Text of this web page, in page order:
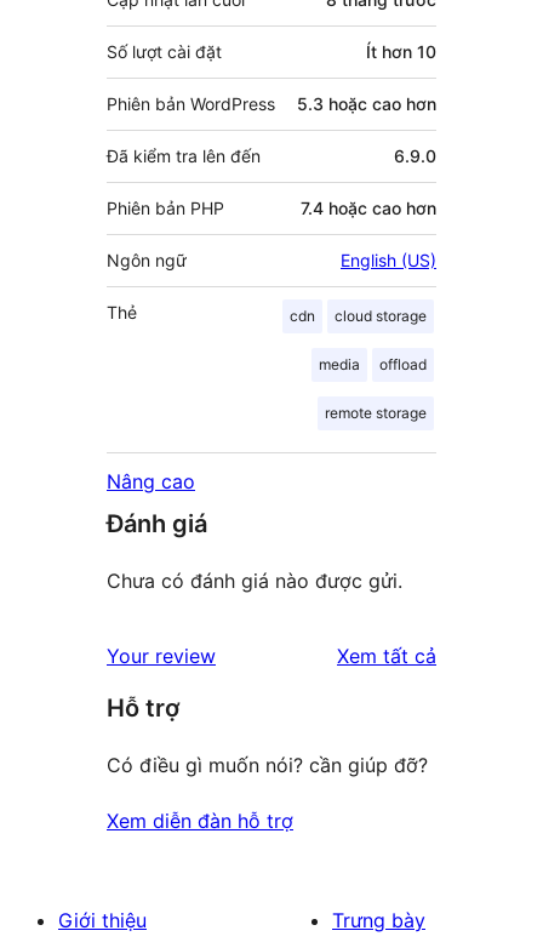
Số lượt cài đặt Ít hơn 10
Phiên bản WordPress 5.3 hoặc cao hơn
Đã kiểm tra lên đến 6.9.0
Phiên bản PHP 7.4 hoặc cao hơn
Ngôn ngữ English (US)
Thẻ cdn cloud storage
media offload
remote storage
Nâng cao
Đánh giá
Chưa có đánh giá nào được gửi.
Your review Xem tất cả
Hỗ trợ
Có điều gì muốn nói? cần giúp đỡ?
Xem diễn đàn hỗ trợ
Giới thiệu
Trưng bày